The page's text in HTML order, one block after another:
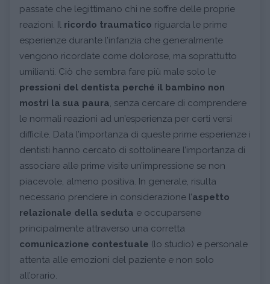
passate che legittimano chi ne soffre delle proprie
reazioni. Il ricordo traumatico riguarda le prime
esperienze durante l’infanzia che generalmente
vengono ricordate come dolorose, ma soprattutto
umilianti. Ciò che sembra fare più male solo le
pressioni del dentista perché il bambino non
mostri la sua paura, senza cercare di comprendere
le normali reazioni ad un’esperienza per certi versi
difficile. Data l’importanza di queste prime esperienze i
dentisti hanno cercato di sottolineare l’importanza di
associare alle prime visite un’impressione se non
piacevole, almeno positiva. In generale, risulta
necessario prendere in considerazione l’aspetto
relazionale della seduta e occuparsene
principalmente attraverso una corretta
comunicazione contestuale (lo studio) e personale
attenta alle emozioni del paziente e non solo
all’orario.